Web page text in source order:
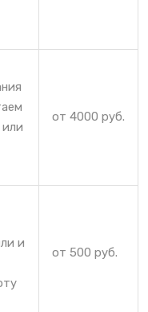
от 4000 руб.
и
от 500 руб.